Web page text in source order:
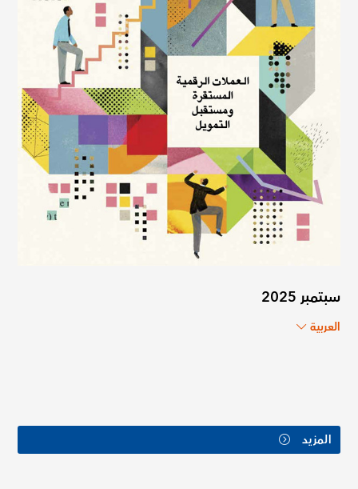
سبتمبر 2025
العربية
المزيد